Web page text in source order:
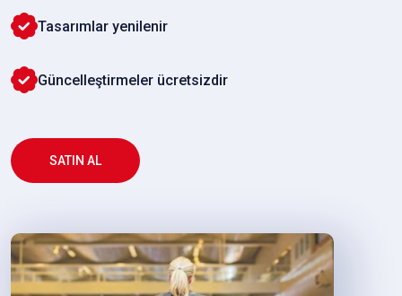
Tasarımlar yenilenir
Güncelleştirmeler ücretsizdir
SATIN AL